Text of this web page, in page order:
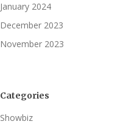
January 2024
December 2023
November 2023
Categories
Showbiz